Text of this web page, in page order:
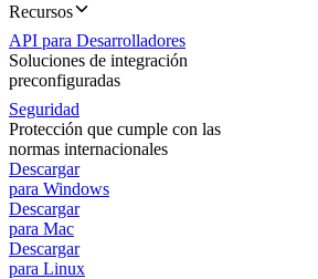
Recursos
API para Desarrolladores
Soluciones de integración
preconfiguradas
Seguridad
Protección que cumple con las
normas internacionales
Descargar
para Windows
Descargar
para Mac
Descargar
para Linux